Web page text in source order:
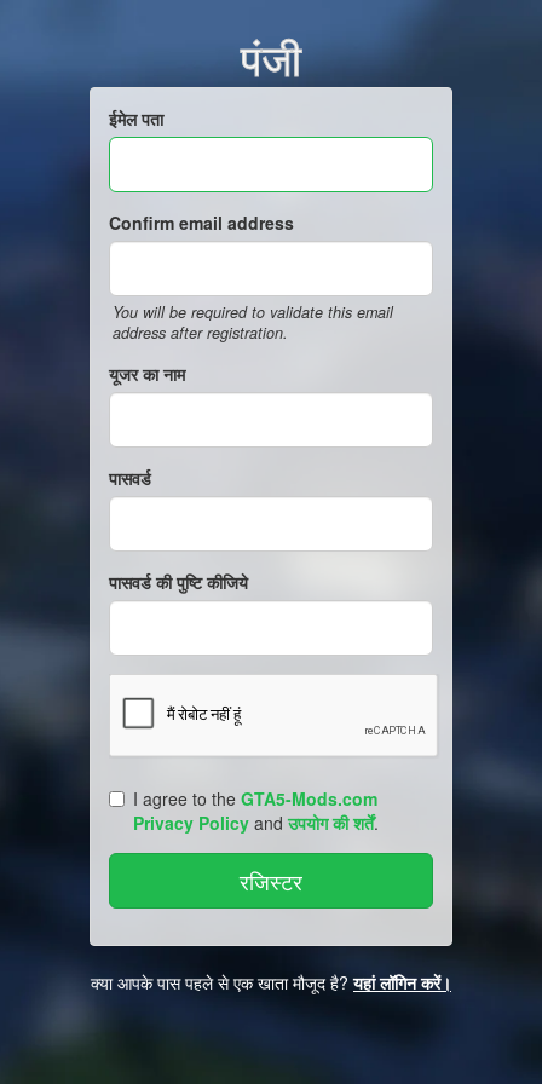
पंजी
ईमेल पता
Confirm email address
You will be required to validate this email
address after registration.
यूजर का नाम
पासवर्ड
पासवर्ड की पुष्टि कीजिये
I agree to the GTA5-Mods.com
Privacy Policy andउपयोग की शर्तें.
क्या आपके पास पहले से एक खाता मौजूद है?यहां लॉगिन करें।